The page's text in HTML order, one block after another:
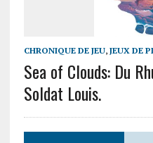
CHRONIQUE DE JEU, JEUX DE
Sea of Clouds: Du
Soldat Louis.